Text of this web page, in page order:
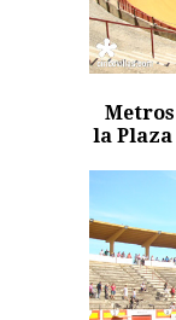
la Plaza